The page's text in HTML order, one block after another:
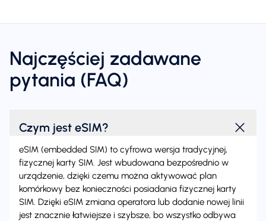
Najczęściej zadawane
pytania (FAQ)
Czym jest eSIM?
eSIM (embedded SIM) to cyfrowa wersja tradycyjnej,
fizycznej karty SIM. Jest wbudowana bezpośrednio w
urządzenie, dzięki czemu można aktywować plan
komórkowy bez konieczności posiadania fizycznej karty
SIM. Dzięki eSIM zmiana operatora lub dodanie nowej linii
jest znacznie łatwiejsze i szybsze, bo wszystko odbywa